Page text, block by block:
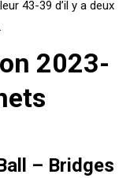
43-39 d’il y a deux
2023-
– Bridges